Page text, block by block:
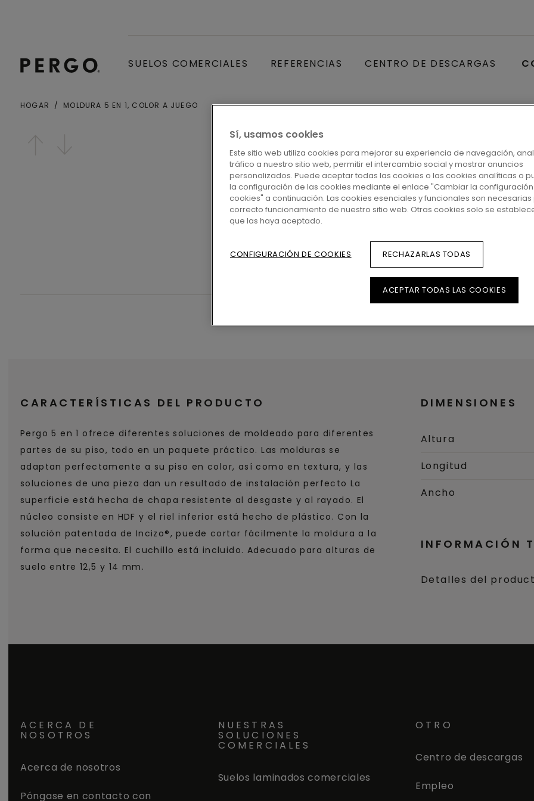
SUELOS COMERCIALES REFERENCIAS CENTRO DE DESCARGAS
HOGAR MOLDURA 5 EN 1, COLOR A JUEGO
JUEGO
Perfiles
Dimensiones
CARACTERÍSTICAS DEL PRODUCTO
Pergo 5 en 1 ofrece diferentes soluciones de moldeado para diferentes
partes de su piso, todo en un paquete práctico. Las molduras se
adaptan perfectamente a su piso en color, así como en textura, y las
soluciones de una pieza dan un resultado de instalación perfecto La
superficie está hecha de chapa resistente al desgaste y al rayado. El
núcleo consiste en HDF y el riel inferior está hecho de plástico. Con la
solución patentada de Incizo®, puede cortar fácilmente la moldura a la
forma que necesita. El cuchillo está incluido. Adecuado para alturas de
suelo entre 12,5 y 14 mm.
DIMENSIONES
Altura
Longitud
Ancho
INFORMACIÓN
Detalles del
ACERCA DE
NOSOTROS
Acerca de nosotros
Póngase en contacto con
NUESTRAS
SOLUCIONES
COMERCIALES
Suelos laminados comerciales
OTRO
Centro de descargas
Empleo
Sí, usamos cookies
Este sitio web utiliza cookies para mejorar su experiencia de navegación,
tráfico a nuestro sitio web, permitir el intercambio social y mostrar anuncios
personalizados. Puede aceptar todas las cookies o las cookies analíticas o
la configuración de las cookies mediante el enlace "Cambiar la
cookies" a continuación. Las cookies esenciales y funcionales son necesarias
correcto funcionamiento de nuestro sitio web. Otras cookies solo se
que las haya aceptado.
CONFIGURACIÓN DE COOKIES RECHAZARLAS TODAS
ACEPTAR TODAS LAS COOKIES